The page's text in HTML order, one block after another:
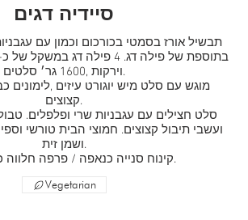
סיידיה דגים
תבשיל אורז בסמטי בכורכום וכמון עם
וירקות ,1600 גר׳ סלטים.
מוגש עם סלט מיש יוגורט עיזים ,לימונים
קצוצים.
סלט חצילים עם עגבניות שרי ופלפלים.
ועשבי תיבול קצוצים. חמוצי הבית טורשי
ושמן זית.
קינוח סנייה כנאפה / פרפה חלווה כ-1/2 ק״ג.
Vegetarian